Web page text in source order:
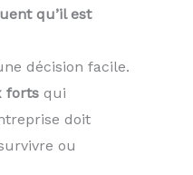
qu’il est
décision facile.
forts qui
doit
ou